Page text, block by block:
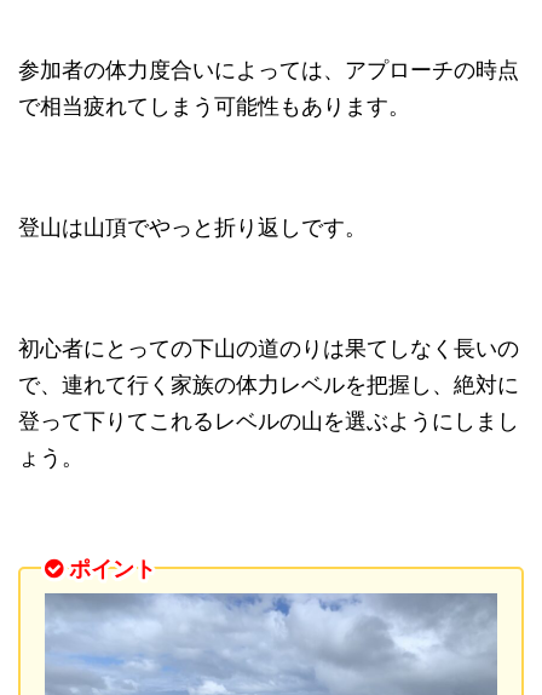
参加者の体力度合いによっては、アプローチの時点
で相当疲れてしまう可能性もあります。
登山は山頂でやっと折り返しです。
初心者にとっての下山の道のりは果てしなく長いの
で、連れて行く家族の体力レベルを把握し、絶対に
登って下りてこれるレベルの山を選ぶようにしまし
ょう。
ポイント